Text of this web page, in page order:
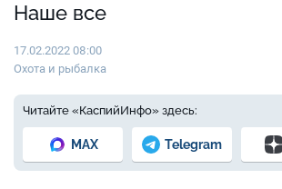
Наше все
17.02.2022 08:00
Охота и рыбалка
Читайте «КаспийИнфо» здесь:
MAX Telegram